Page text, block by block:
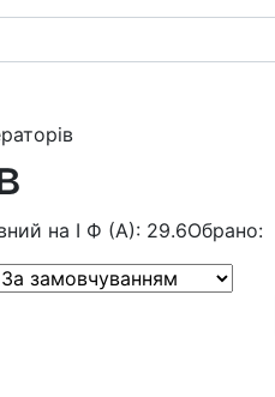
на I Ф (А): 29.6Обрано: